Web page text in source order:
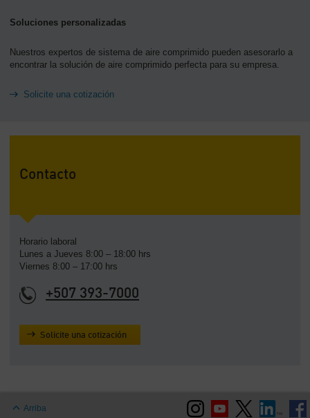
Soluciones personalizadas
Nuestros expertos de sistema de aire comprimido pueden asesorarlo a
encontrar la solución de aire comprimido perfecta para su empresa.
Solicite una cotización
Contacto
Horario laboral
Lunes a Jueves 8:00 – 18:00 hrs
Viernes 8:00 – 17:00 hrs
+507 393-7000
Solicite una cotización
Arriba